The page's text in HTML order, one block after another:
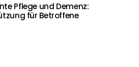
Pflege und Demenz:
für Betroffene